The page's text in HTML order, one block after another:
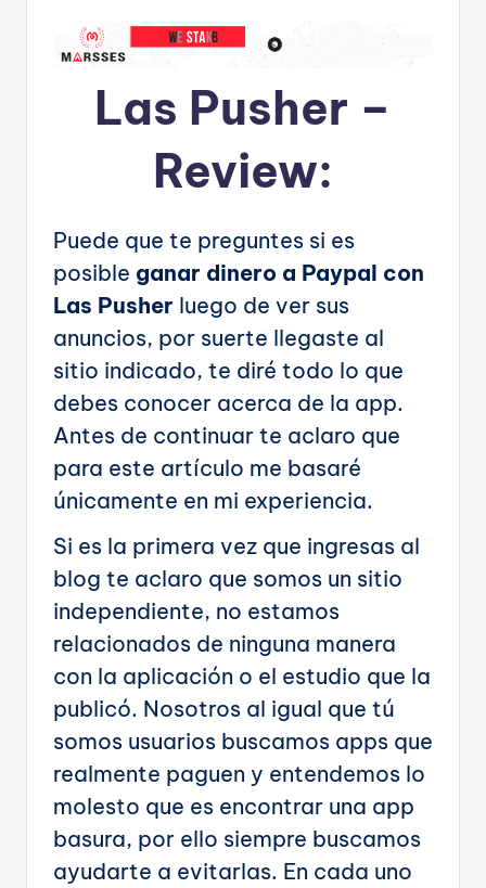
Las Pusher –
Review:
Puede que te preguntes si es
posible ganar dinero a Paypal con
Las Pusher luego de ver sus
anuncios, por suerte llegaste al
sitio indicado, te diré todo lo que
debes conocer acerca de la app.
Antes de continuar te aclaro que
para este artículo me basaré
únicamente en mi experiencia.
Si es la primera vez que ingresas al
blog te aclaro que somos un sitio
independiente, no estamos
relacionados de ninguna manera
con la aplicación o el estudio que la
publicó. Nosotros al igual que tú
somos usuarios buscamos apps que
realmente paguen y entendemos lo
molesto que es encontrar una app
basura, por ello siempre buscamos
ayudarte a evitarlas. En cada uno